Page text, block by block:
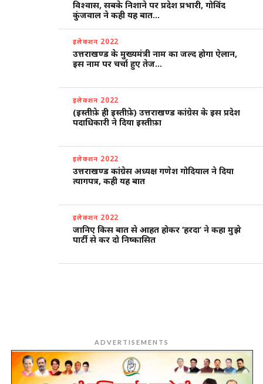
विश्वास, सबके निशाने पर प्रदेश प्रभारी, गोविंद
कुंजवाल ने कही यह बात…
इलेक्शन 2022
उत्तराखण्ड के मुख्यमंत्री नाम का जल्द होगा ऐलान,
इस नाम पर चर्चा हुए तेज…
इलेक्शन 2022
(इस्तीफ़े ही इस्तीफ़े) उत्तराखण्ड कांग्रेस के इस प्रदेश
पदाधिकारी ने दिया इस्तीफ़ा
इलेक्शन 2022
उत्तराखण्ड कांग्रेस अध्यक्ष गणेश गोदियाल ने दिया
त्यागपत्र, कही यह बात
इलेक्शन 2022
जानिए किस बात से आहत होकर ‘हरदा’ ने कहा मुझे
पार्टी से कर दो निष्कासित
ADVERTISEMENTS